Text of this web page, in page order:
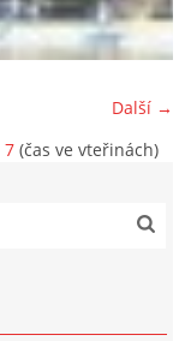
Další →
7 (čas ve vteřinách)